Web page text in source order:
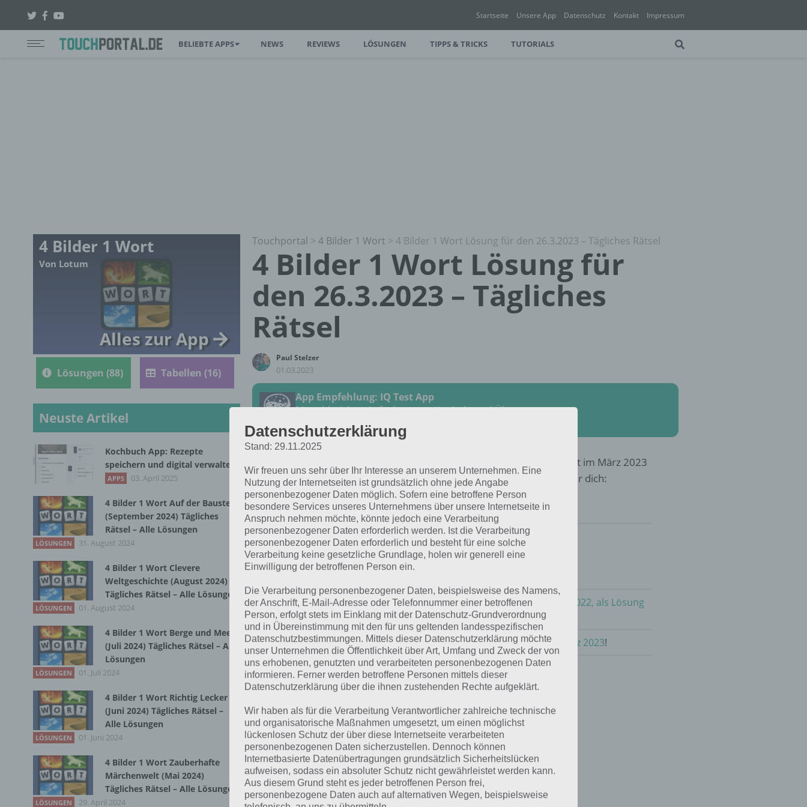
Startseite Unsere App Datenschutz Kontakt Impressum
BELIEBTE APPS NEWS REVIEWS LÖSUNGEN TIPPS & TRICKS TUTORIALS
Touchportal > 4 Bilder 1 Wort > 4 Bilder 1 Wort Lösung für den 26.3.2023 – Tägliches Rätsel
4 Bilder 1 Wort Lösung für
den 26.3.2023 – Tägliches
Rätsel
Paul Stelzer
01.03.2023
App Empfehlung: IQ Test App
Mit zahlreichen Aufgaben zum Knobeln und Üben
JETZT KOSTENLOS HERUNTERLADEN
Die Lösung für das tägliche Rätsel vom 26.3.2023 zu Farbenfrohe Welt im März 2023
in 4 Bilder 1 Wort. Wenn du dort aktuell feststeckst, hier die Lösung für dich:
NACHTISCH
Du suchst eine andere Lösung?
Rätsel aus dem Jahr 2022: Schau mal, was vor einem Jahr, im März 2022, als Lösung
gesucht war
Zur Übersicht:4 Bilder 1 Wort Lösungen zu Farbenfrohe Welt im März 2023!
4 Bilder 1 Wort
Von Lotum
Alles zur App
Lösungen (88) Tabellen (16)
Neuste Artikel
Kochbuch App: Rezepte
speichern und digital verwalten
APPS 03. April 2025
4 Bilder 1 Wort Auf der Baustelle
(September 2024) Tägliches
Rätsel – Alle Lösungen
LÖSUNGEN 31. August 2024
4 Bilder 1 Wort Clevere
Weltgeschichte (August 2024)
Tägliches Rätsel – Alle Lösungen
LÖSUNGEN 01. August 2024
4 Bilder 1 Wort Berge und Meer
(Juli 2024) Tägliches Rätsel – Alle
Lösungen
LÖSUNGEN 01. Juli 2024
4 Bilder 1 Wort Richtig Lecker
(Juni 2024) Tägliches Rätsel –
Alle Lösungen
LÖSUNGEN 01. Juni 2024
4 Bilder 1 Wort Zauberhafte
Märchenwelt (Mai 2024)
Tägliches Rätsel – Alle Lösungen
LÖSUNGEN 29. April 2024
Datenschutzerklärung
Stand: 29.11.2025
Wir freuen uns sehr über Ihr Interesse an unserem Unternehmen. Eine
Nutzung der Internetseiten ist grundsätzlich ohne jede Angabe
personenbezogener Daten möglich. Sofern eine betroffene Person
besondere Services unseres Unternehmens über unsere Internetseite in
Anspruch nehmen möchte, könnte jedoch eine Verarbeitung
personenbezogener Daten erforderlich werden. Ist die Verarbeitung
personenbezogener Daten erforderlich und besteht für eine solche
Verarbeitung keine gesetzliche Grundlage, holen wir generell eine
Einwilligung der betroffenen Person ein.
Die Verarbeitung personenbezogener Daten, beispielsweise des Namens,
der Anschrift, E-Mail-Adresse oder Telefonnummer einer betroffenen
Person, erfolgt stets im Einklang mit der Datenschutz-Grundverordnung
und in Übereinstimmung mit den für uns geltenden landesspezifischen
Datenschutzbestimmungen. Mittels dieser Datenschutzerklärung möchte
unser Unternehmen die Öffentlichkeit über Art, Umfang und Zweck der von
uns erhobenen, genutzten und verarbeiteten personenbezogenen Daten
informieren. Ferner werden betroffene Personen mittels dieser
Datenschutzerklärung über die ihnen zustehenden Rechte aufgeklärt.
Wir haben als für die Verarbeitung Verantwortlicher zahlreiche technische
und organisatorische Maßnahmen umgesetzt, um einen möglichst
lückenlosen Schutz der über diese Internetseite verarbeiteten
personenbezogenen Daten sicherzustellen. Dennoch können
Internetbasierte Datenübertragungen grundsätzlich Sicherheitslücken
aufweisen, sodass ein absoluter Schutz nicht gewährleistet werden kann.
Aus diesem Grund steht es jeder betroffenen Person frei,
personenbezogene Daten auch auf alternativen Wegen, beispielsweise